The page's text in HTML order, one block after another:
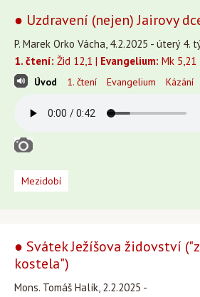
● Uzdravení (nejen) Jairovy
P. Marek Orko Vácha, 4.2.2025 - úterý 4.
1. čtení: Žid 12,1 | Evangelium: Mk 5,21
Úvod 1. čtení Evangelium Kázání
Mezidobí
● Svátek Ježíšova židovství
kostela")
Mons. Tomáš Halík, 2.2.2025 -